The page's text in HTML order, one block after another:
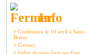
Info
¤ Conférence le 10 avril à Saint-
Brieuc
¤ Contact
¤ Index de mon livre sur Guy